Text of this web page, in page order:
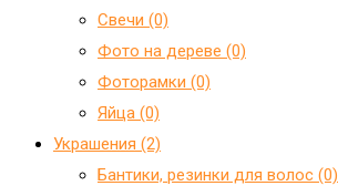
Свечи (0)
Фото на дереве (0)
Фоторамки (0)
Яйца (0)
Украшения (2)
Бантики, резинки для волос (0)